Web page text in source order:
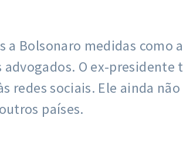
a Bolsonaro medidas
advogados. O ex-
redes sociais. Ele ainda
países.